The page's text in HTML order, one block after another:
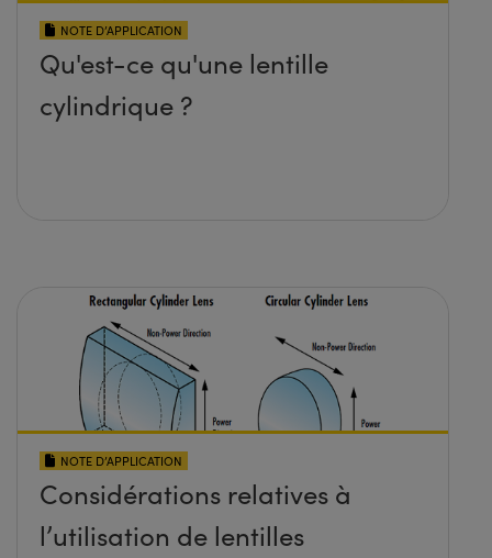
NOTE D’APPLICATION
Qu'est-ce qu'une lentille
cylindrique ?
NOTE D’APPLICATION
Considérations relatives à
l’utilisation de lentilles